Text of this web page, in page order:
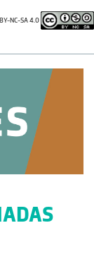
NC-SA 4.0